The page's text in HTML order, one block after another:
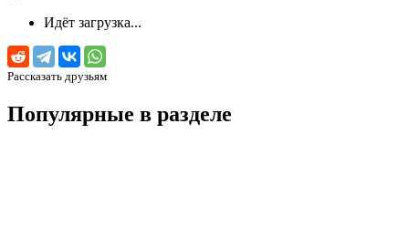
Идёт загрузка...
Рассказать друзьям
Популярные в разделе